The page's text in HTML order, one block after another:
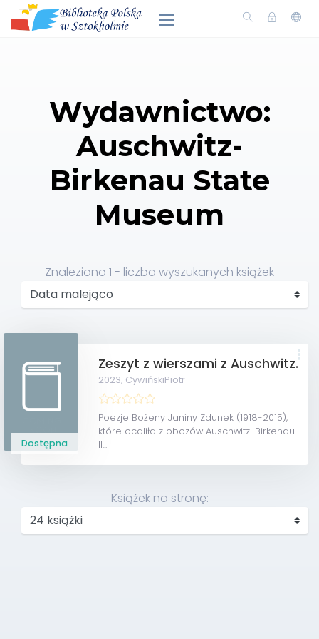
Wydawnictwo:
Auschwitz-
Birkenau State
Museum
Znaleziono 1 - liczba wyszukanych książek
Dostępna
Zeszyt z wierszami z Auschwitz.
2023, CywińskiPiotr
Poezje Bożeny Janiny Zdunek (1918-2015),
które ocaliła z obozów Auschwitz-Birkenau
II...
Książek na stronę: